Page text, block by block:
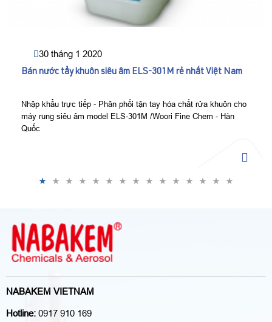
30 tháng 1 2020
Bán nước tẩy khuôn siêu âm ELS-301M rẻ nhất Việt Nam
Nhập khẩu trực tiếp - Phân phối tận tay hóa chất rửa khuôn cho
máy rung siêu âm model ELS-301M /Woori Fine Chem - Hàn
Quốc
NABAKEM VIETNAM
Hotline: 0917 910 169